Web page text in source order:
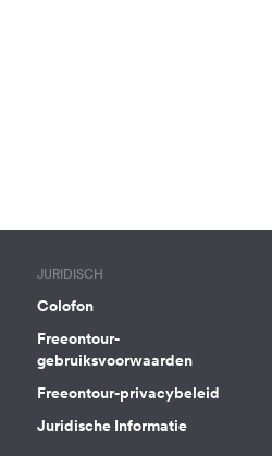
JURIDISCH
Colofon
Freeontour-
gebruiksvoorwaarden
Freeontour-privacybeleid
Juridische Informatie